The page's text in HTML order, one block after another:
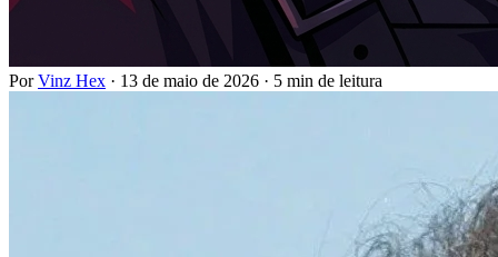
PorVinz Hex · 13 de maio de 2026 · 5 min de leitura